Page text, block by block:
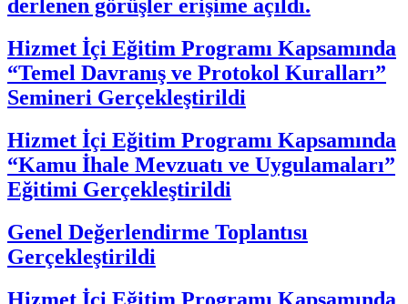
derlenen görüşler erişime açıldı.
Hizmet İçi Eğitim Programı Kapsamında
“Temel Davranış ve Protokol Kuralları”
Semineri Gerçekleştirildi
Hizmet İçi Eğitim Programı Kapsamında
“Kamu İhale Mevzuatı ve Uygulamaları”
Eğitimi Gerçekleştirildi
Genel Değerlendirme Toplantısı
Gerçekleştirildi